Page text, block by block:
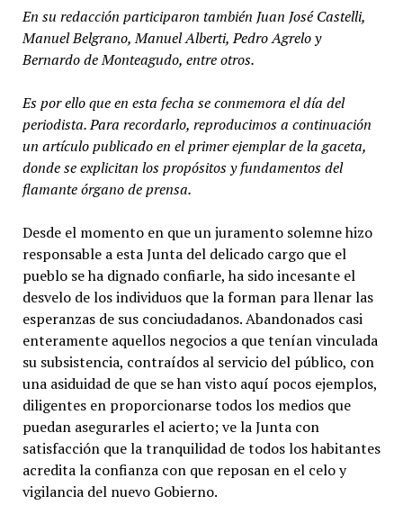
En su redacción participaron también Juan José Castelli,
Manuel Belgrano, Manuel Alberti, Pedro Agrelo y
Bernardo de Monteagudo, entre otros.
Es por ello que en esta fecha se conmemora el día del
periodista. Para recordarlo, reproducimos a continuación
un artículo publicado en el primer ejemplar de la gaceta,
donde se explicitan los propósitos y fundamentos del
flamante órgano de prensa.
Desde el momento en que un juramento solemne hizo
responsable a esta Junta del delicado cargo que el
pueblo se ha dignado confiarle, ha sido incesante el
desvelo de los individuos que la forman para llenar las
esperanzas de sus conciudadanos. Abandonados casi
enteramente aquellos negocios a que tenían vinculada
su subsistencia, contraídos al servicio del público, con
una asiduidad de que se han visto aquí pocos ejemplos,
diligentes en proporcionarse todos los medios que
puedan asegurarles el acierto; ve la Junta con
satisfacción que la tranquilidad de todos los habitantes
acredita la confianza con que reposan en el celo y
vigilancia del nuevo Gobierno.